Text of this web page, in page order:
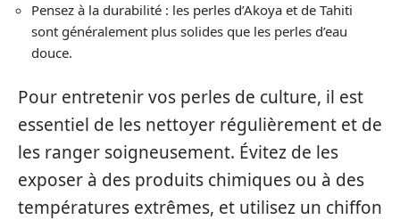
Pensez à la durabilité : les perles d’Akoya et de Tahiti
sont généralement plus solides que les perles d’eau
douce.
Pour entretenir vos perles de culture, il est
essentiel de les nettoyer régulièrement et de
les ranger soigneusement. Évitez de les
exposer à des produits chimiques ou à des
températures extrêmes, et utilisez un chiffon